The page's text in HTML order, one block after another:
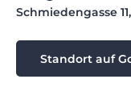
Schmiedengasse
Standort auf